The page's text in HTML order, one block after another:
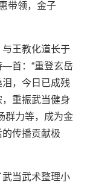
带领，金子
王教化道长于
—首：“重登玄岳
，今日已成残
重振武当健身
群力等，成为金
传播贡献极
当武术整理小